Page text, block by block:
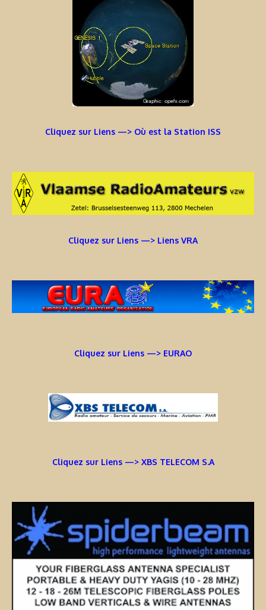
Cliquez sur Liens —> Où est la Station ISS
Cliquez sur Liens —> Liens VRA
Cliquez sur Liens —> EURAO
Cliquez sur Liens —> XBS TELECOM S.A